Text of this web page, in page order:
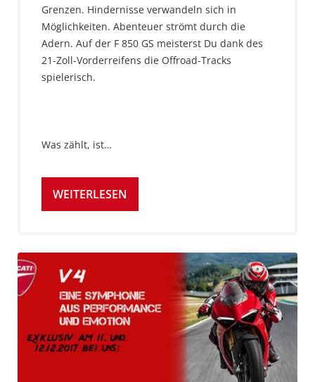
Grenzen. Hindernisse verwandeln sich in
Möglichkeiten. Abenteuer strömt durch die
Adern. Auf der F 850 GS meisterst Du dank des
21-Zoll-Vorderreifens die Offroad-Tracks
spielerisch.
Was zählt, ist…
WEITERLESEN